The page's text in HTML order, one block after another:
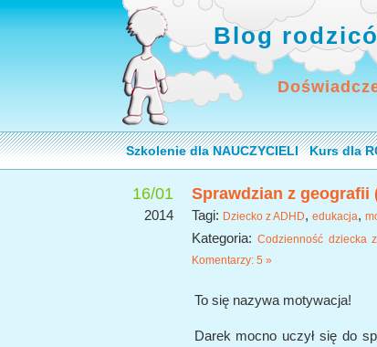
Blog
Szkolenie dla NAUCZYCIELI Kurs dla
16/01
2014
Sprawdzian z geografii
Tagi: Dziecko z ADHD, edukacja,
Kategoria:Codzienność dziecka
Komentarzy: 5 »
To się nazywa motywacja!
Darek mocno uczył się do